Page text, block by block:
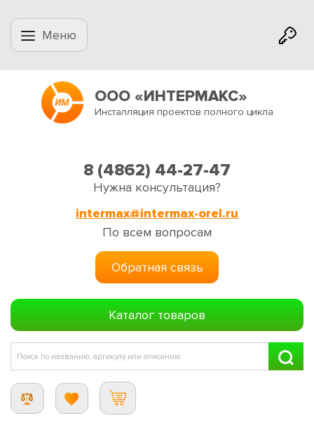
Меню
ООО «ИНТЕРМАКС»
Инсталляция проектов полного цикла
8 (4862) 44-27-47
Нужна консультация?
intermax@intermax-orel.ru
По всем вопросам
Обратная связь
Каталог товаров